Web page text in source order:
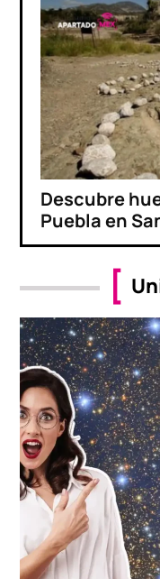
Descubre
Puebla en